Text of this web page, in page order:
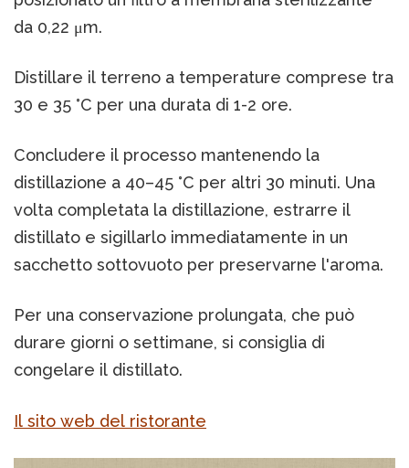
da 0,22 μm.
Distillare il terreno a temperature comprese tra
30 e 35 °C per una durata di 1-2 ore.
Concludere il processo mantenendo la
distillazione a 40–45 °C per altri 30 minuti. Una
volta completata la distillazione, estrarre il
distillato e sigillarlo immediatamente in un
sacchetto sottovuoto per preservarne l'aroma.
Per una conservazione prolungata, che può
durare giorni o settimane, si consiglia di
congelare il distillato.
Il sito web del ristorante